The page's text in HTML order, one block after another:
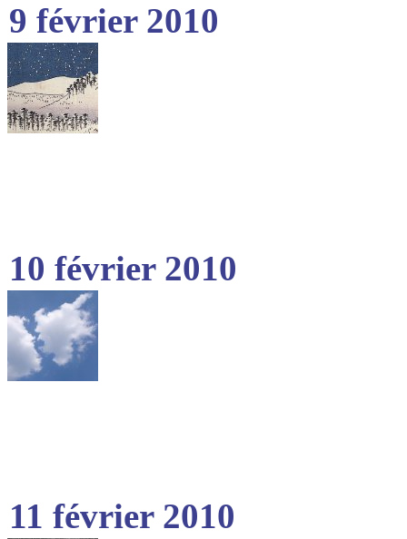
9 février 2010
10 février 2010
11 février 2010